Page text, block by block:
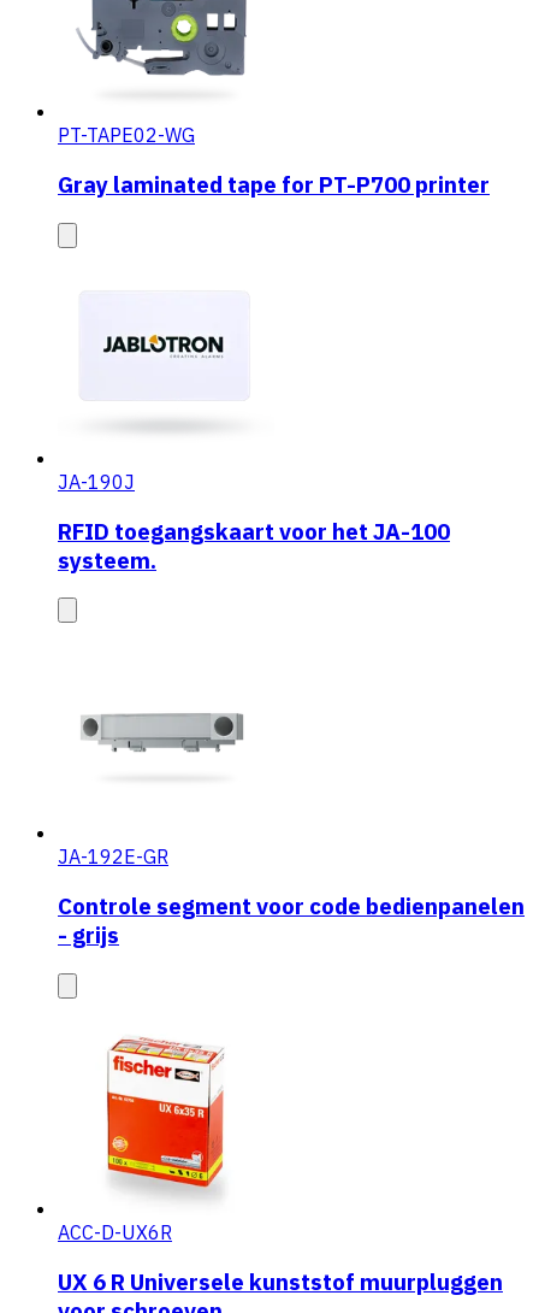
PT-TAPE02-WG
Gray laminated tape for PT-P700 printer
JA-190J
RFID toegangskaart voor het JA-100
systeem.
JA-192E-GR
Controle segment voor code bedienpanelen
- grijs
ACC-D-UX6R
UX 6 R Universele kunststof muurpluggen